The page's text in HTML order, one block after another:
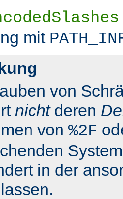
mit
von
nichtderen
von %2F
in der